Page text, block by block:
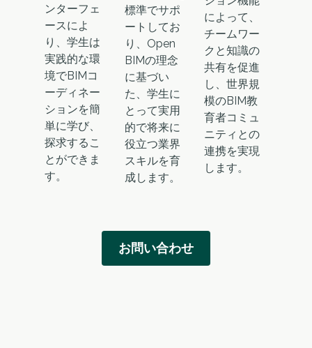
ンターフェ
ースによ
り、学生は
実践的な環
境でBIMコ
ーディネー
ションを簡
単に学び、
探求するこ
とができま
す。
標準でサポ
ートしてお
り、Open
BIMの理念
に基づい
た、学生に
とって実用
的で将来に
役立つ業界
スキルを育
成します。
によって、
チームワー
クと知識の
共有を促進
し、世界規
模のBIM教
育者コミュ
ニティとの
連携を実現
します。
お問い合わせ